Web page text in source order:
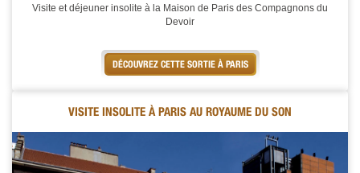
Visite et déjeuner insolite à la Maison de Paris des Compagnons du
Devoir
DÉCOUVREZ CETTE SORTIE À PARIS
VISITE INSOLITE À PARIS AU ROYAUME DU SON